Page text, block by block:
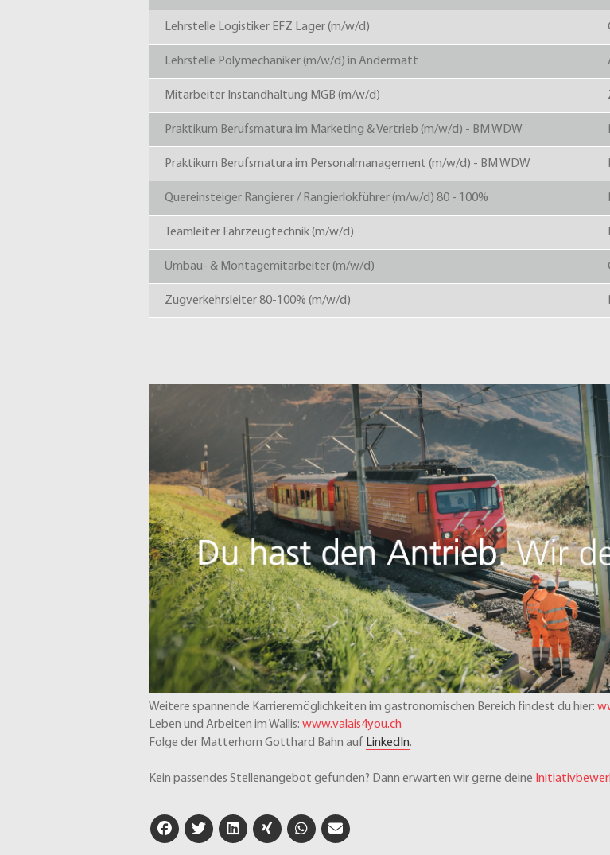
Lehrstelle Logistiker EFZ Lager (m/w/d)
Lehrstelle Polymechaniker (m/w/d) in Andermatt
Mitarbeiter Instandhaltung MGB (m/w/d)
Praktikum Berufsmatura im Marketing & Vertrieb (m/w/d) - BM WDW
Praktikum Berufsmatura im Personalmanagement (m/w/d) - BM WDW
Quereinsteiger Rangierer / Rangierlokführer (m/w/d) 80 - 100%
Teamleiter Fahrzeugtechnik (m/w/d)
Umbau- & Montagemitarbeiter (m/w/d)
Zugverkehrsleiter 80-100% (m/w/d)
Weitere spannende Karrieremöglichkeiten im gastronomischen Bereich findest du hier:
Leben und Arbeiten im Wallis: www.valais4you.ch
Folge der Matterhorn Gotthard Bahn auf LinkedIn.
Kein passendes Stellenangebot gefunden? Dann erwarten wir gerne deine